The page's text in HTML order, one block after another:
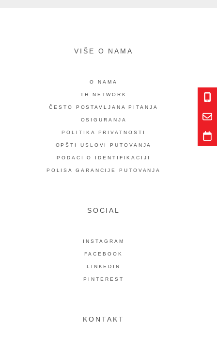
VIŠE O NAMA
O NAMA
TH NETWORK
ČESTO POSTAVLJANA PITANJA
OSIGURANJA
POLITIKA PRIVATNOSTI
OPŠTI USLOVI PUTOVANJA
PODACI O IDENTIFIKACIJI
POLISA GARANCIJE PUTOVANJA
SOCIAL
INSTAGRAM
FACEBOOK
LINKEDIN
PINTEREST
KONTAKT